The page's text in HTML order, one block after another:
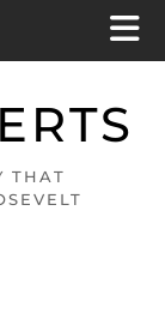
THAT